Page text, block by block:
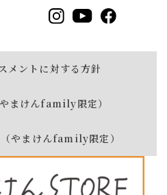
メントに対する方針
まけんfamily限定）
やまけんfamily限定）